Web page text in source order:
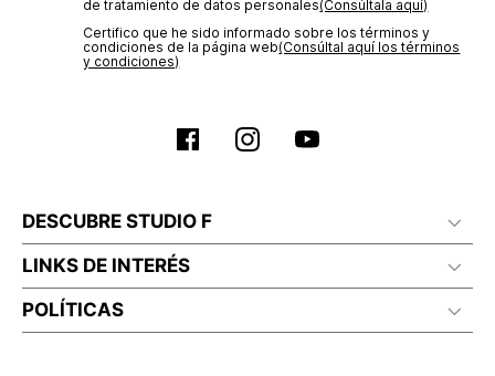
de tratamiento de datos personales‎(Consúltala aquí)
Certifico que he sido informado sobre los términos y
condiciones de la página web‎(Consúltal aquí los términos
y condiciones)
DESCUBRE STUDIO F
LINKS DE INTERÉS
POLÍTICAS